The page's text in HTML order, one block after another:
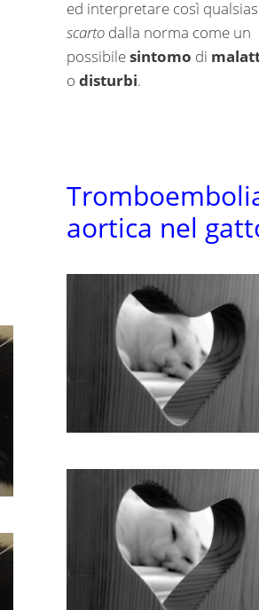
ed interpretare così
scartodalla norma come un
possibilesintomo di
o disturbi.
aortica nel